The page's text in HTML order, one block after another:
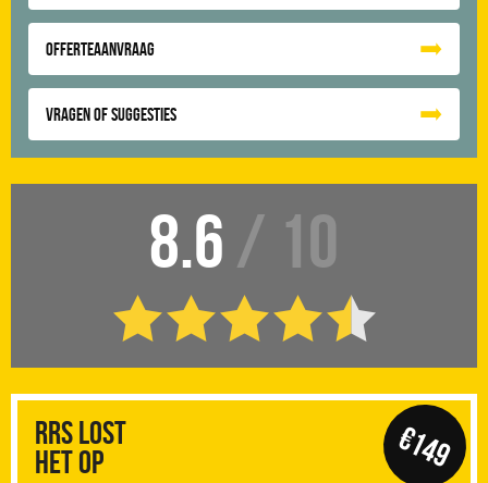
Offerteaanvraag
Vragen of suggesties
8.6 / 10
RRS Lost
het op
€149